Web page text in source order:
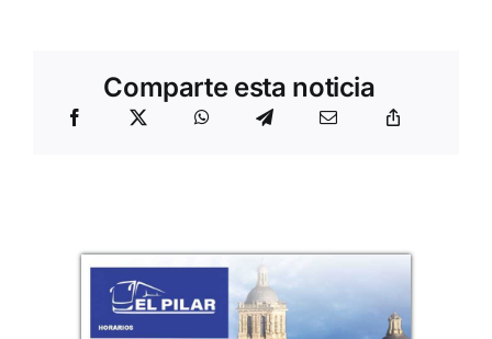
Comparte esta noticia